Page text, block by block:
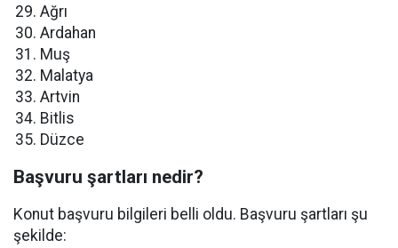
Ağrı
Ardahan
Muş
Malatya
Artvin
Bitlis
Düzce
Başvuru şartları nedir?
Konut başvuru bilgileri belli oldu. Başvuru şartları şu
şekilde: